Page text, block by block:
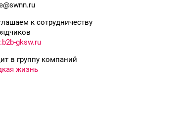
к сотрудничеству
gksw.ru
в группу компаний
жизнь